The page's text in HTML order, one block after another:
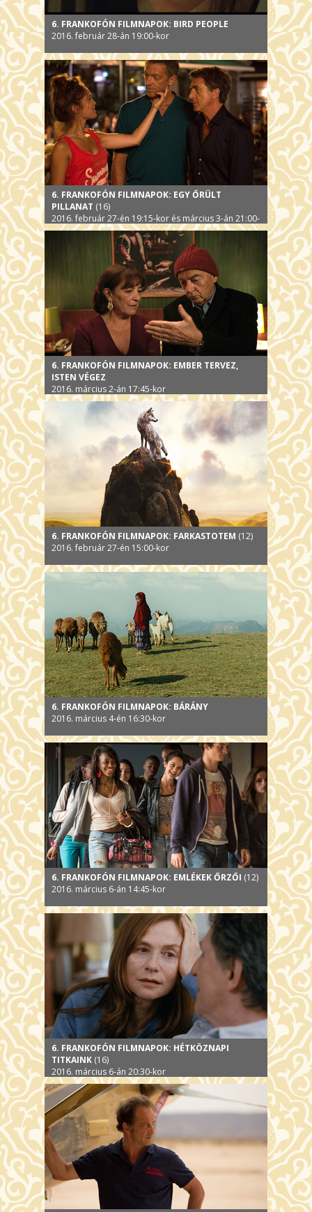
6. FRANKOFÓN FILMNAPOK: BIRD PEOPLE
2016. február 28-án 19:00-kor
6. FRANKOFÓN FILMNAPOK: EGY ŐRÜLT
PILLANAT (16)
2016. február 27-én 19:15-kor és március 3-án 21:00-
kor
6. FRANKOFÓN FILMNAPOK: EMBER TERVEZ,
ISTEN VÉGEZ
2016. március 2-án 17:45-kor
6. FRANKOFÓN FILMNAPOK: FARKASTOTEM (12)
2016. február 27-én 15:00-kor
6. FRANKOFÓN FILMNAPOK: BÁRÁNY
2016. március 4-én 16:30-kor
6. FRANKOFÓN FILMNAPOK: EMLÉKEK ŐRZŐI (12)
2016. március 6-án 14:45-kor
6. FRANKOFÓN FILMNAPOK: HÉTKÖZNAPI
TITKAINK (16)
2016. március 6-án 20:30-kor